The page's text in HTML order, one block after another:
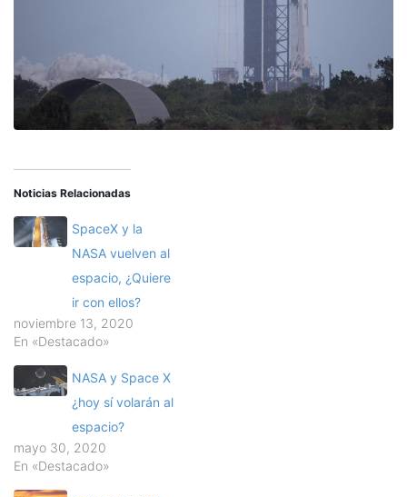
Noticias Relacionadas
SpaceX y la
NASA vuelven al
espacio, ¿Quiere
ir con ellos?
noviembre 13, 2020
En «Destacado»
NASA y Space X
¿hoy sí volarán al
espacio?
mayo 30, 2020
En «Destacado»